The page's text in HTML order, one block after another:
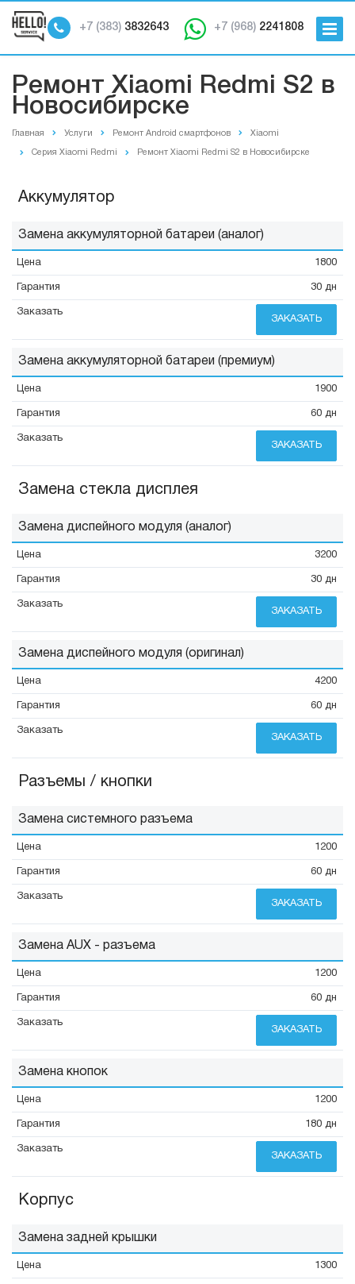
+7 (968) 2241808
+7 (383) 3832643
Ремонт Xiaomi Redmi S2 в
Новосибирске
Главная Услуги Ремонт Android смартфонов Xiaomi
Серия Xiaomi Redmi Ремонт Xiaomi Redmi S2 в Новосибирске
Аккумулятор
Замена аккумуляторной батареи (аналог)
1800
30 дн
ЗАКАЗАТЬ
Замена аккумуляторной батареи (премиум)
1900
60 дн
ЗАКАЗАТЬ
Замена стекла дисплея
Замена диспейного модуля (аналог)
3200
30 дн
ЗАКАЗАТЬ
Замена диспейного модуля (оригинал)
4200
60 дн
ЗАКАЗАТЬ
Разъемы / кнопки
Замена системного разъема
1200
60 дн
ЗАКАЗАТЬ
Замена AUX - разъема
1200
60 дн
ЗАКАЗАТЬ
Замена кнопок
1200
180 дн
ЗАКАЗАТЬ
Корпус
Замена задней крышки
1300